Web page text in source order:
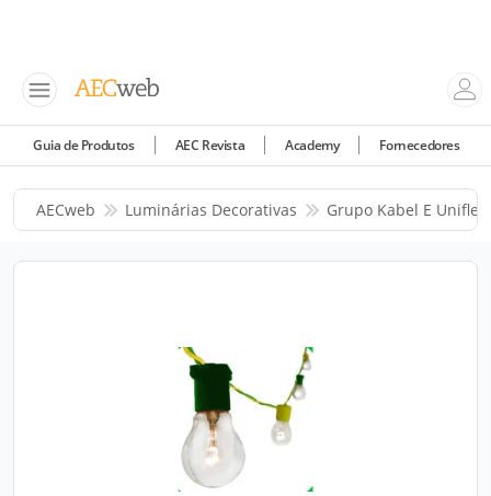
Guia de Produtos AEC Revista Academy Fornecedores
AECweb Luminárias Decorativas Grupo Kabel E Uniflex